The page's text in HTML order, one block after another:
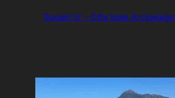
Squalo IV – Gita Isole Arcipelago